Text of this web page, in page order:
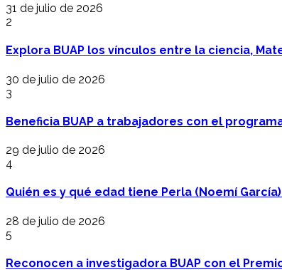
31 de julio de 2026
2
Explora BUAP los vínculos entre la ciencia,
30 de julio de 2026
3
Beneficia BUAP a trabajadores con el programa
29 de julio de 2026
4
Quién es y qué edad tiene Perla (Noemí
28 de julio de 2026
5
Reconocen a investigadora BUAP con el